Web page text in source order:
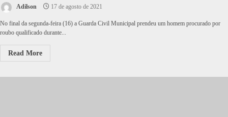
Adilson 17 de agosto de 2021
No final da segunda-feira (16) a Guarda Civil Municipal prendeu um homem procurado por
roubo qualificado durante...
Read More